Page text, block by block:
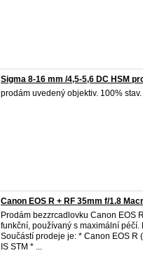
Sigma 8-16 mm /4,5-5,6 DC HSM
prodám uvedený objektiv. 100% stav.
Canon EOS R + RF 35mm f/1.8
Prodám bezzrcadlovku Canon EOS
funkční, používaný s maximální
Součástí prodeje je: * Canon EOS R
IS STM * ...